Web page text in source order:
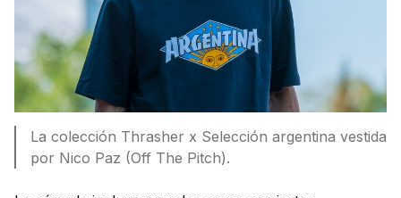
La colección Thrasher x Selección argentina vestida
por Nico Paz (Off The Pitch).